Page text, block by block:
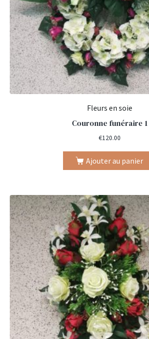
Fleurs en soie
Couronne funéraire 1
€120.00
Ajouter au panier